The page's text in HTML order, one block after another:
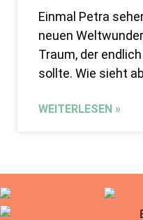
Einmal Petra
neuen
Traum, der
sollte. Wie sieht
WEITERLESEN »